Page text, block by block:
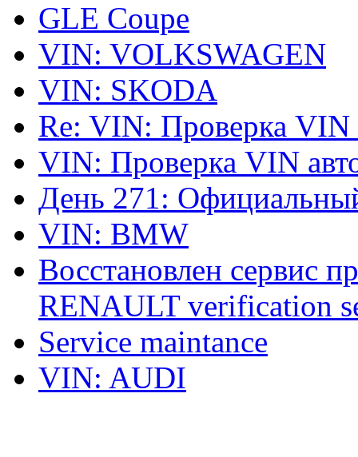
GLE Coupe
VIN: VOLKSWAGEN
VIN: SKODA
Re: VIN: Проверка VIN
VIN: Проверка VIN
День 271:
VIN: BMW
Восстановлен сервис
RENAULT verification
Service maintance
VIN: AUDI